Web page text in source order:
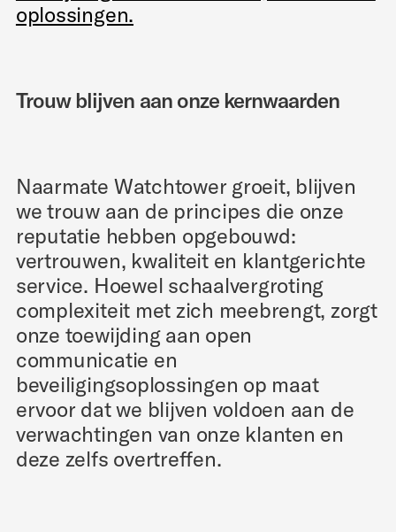
oplossingen.
Trouw blijven aan onze kernwaarden
Naarmate Watchtower groeit, blijven
we trouw aan de principes die onze
reputatie hebben opgebouwd:
vertrouwen, kwaliteit en klantgerichte
service. Hoewel schaalvergroting
complexiteit met zich meebrengt, zorgt
onze toewijding aan open
communicatie en
beveiligingsoplossingen op maat
ervoor dat we blijven voldoen aan de
verwachtingen van onze klanten en
deze zelfs overtreffen.